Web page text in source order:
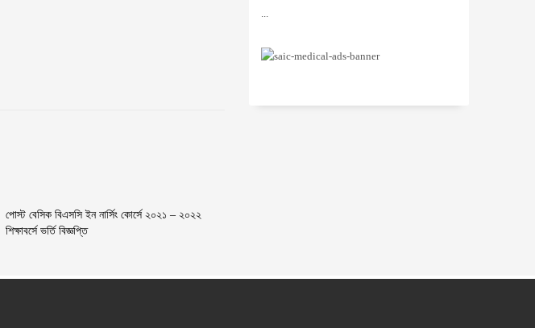
পোস্ট বেসিক বিএসসি ইন নার্সিং কোর্সে ২০২১ – ২০২২
শিক্ষাবর্সে ভর্তি বিজ্ঞপ্তি
...